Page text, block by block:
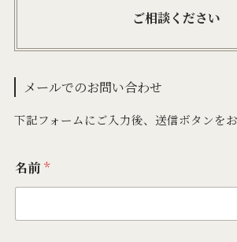
ご相談ください
メールでのお問い合わせ
下記フォームにご入力後、送信ボタンをお
名前 *